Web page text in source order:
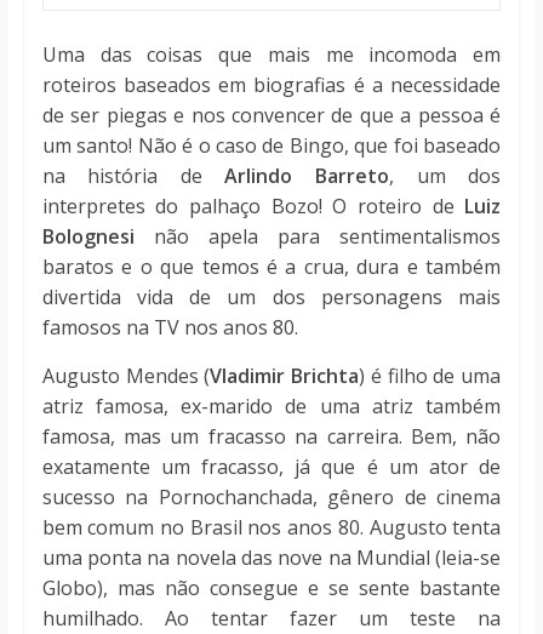
Uma das coisas que mais me incomoda em
roteiros baseados em biografias é a necessidade
de ser piegas e nos convencer de que a pessoa é
um santo! Não é o caso de Bingo, que foi baseado
na história deArlindo Barreto, um dos
interpretes do palhaço Bozo! O roteiro de Luiz
Bolognesi não apela para sentimentalismos
baratos e o que temos é a crua, dura e também
divertida vida de um dos personagens mais
famosos na TV nos anos 80.
Augusto Mendes (Vladimir Brichta) é filho de uma
atriz famosa, ex-marido de uma atriz também
famosa, mas um fracasso na carreira. Bem, não
exatamente um fracasso, já que é um ator de
sucesso na Pornochanchada, gênero de cinema
bem comum no Brasil nos anos 80. Augusto tenta
uma ponta na novela das nove na Mundial (leia-se
Globo), mas não consegue e se sente bastante
humilhado. Ao tentar fazer um teste na